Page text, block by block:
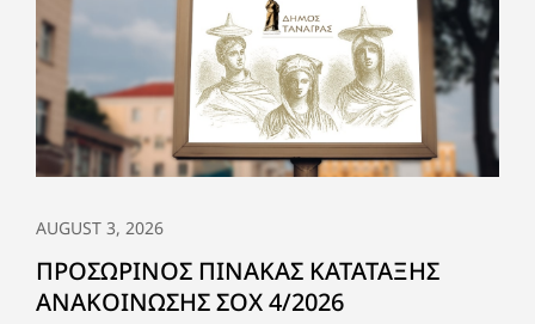
AUGUST 3, 2026
ΠΡΟΣΩΡΙΝΟΣ ΠΙΝΑΚΑΣ ΚΑΤΑΤΑΞΗΣ
ΑΝΑΚΟΙΝΩΣΗΣ ΣΟΧ 4/2026